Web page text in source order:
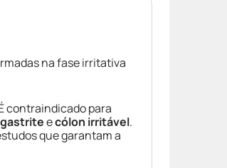
na fase irritativa
contraindicado para
gastriteecólon irritável.
que garantam a